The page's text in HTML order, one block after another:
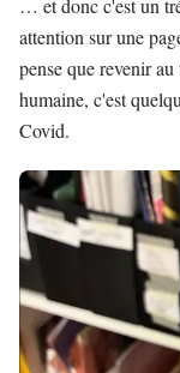
attention sur une
pense que revenir
humaine, c'est
Covid.